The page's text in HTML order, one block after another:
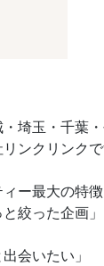
埼玉・千葉
ンクリンクで
ー最大の特徴
と絞った企画
会いたい」